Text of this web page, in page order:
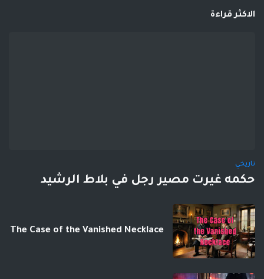
الاكثر قراءة
تاريخي
حكمه غيرت مصير رجل في بلاط الرشيد
The Case of the Vanished Necklace